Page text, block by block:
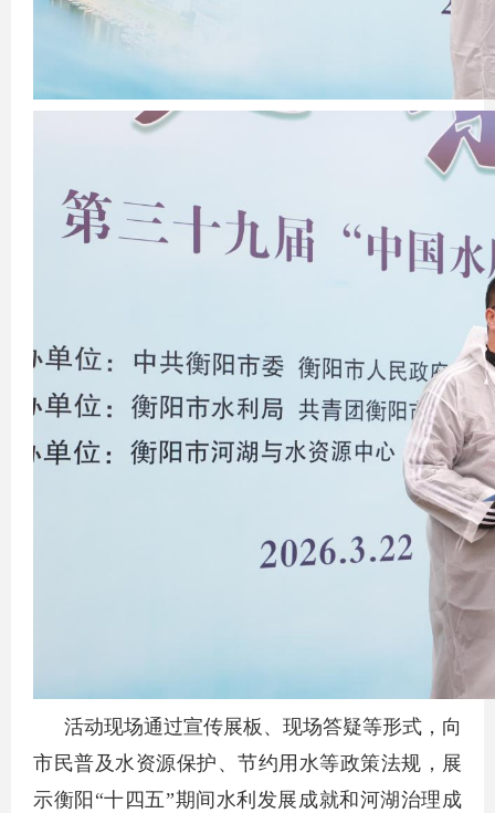
活动现场通过宣传展板、现场答疑等形式，向
市民普及水资源保护、节约用水等政策法规，展
示衡阳“十四五”期间水利发展成就和河湖治理成